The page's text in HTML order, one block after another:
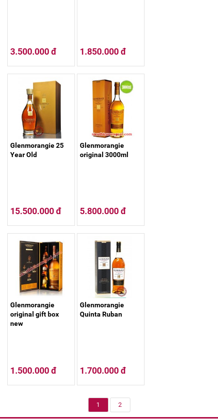
3.500.000 đ 1.850.000 đ
Glenmorangie 25
Year Old
15.500.000 đ
Glenmorangie
original 3000ml
5.800.000 đ
Glenmorangie
original gift box
new
1.500.000 đ
Glenmorangie
Quinta Ruban
1.700.000 đ
1 2